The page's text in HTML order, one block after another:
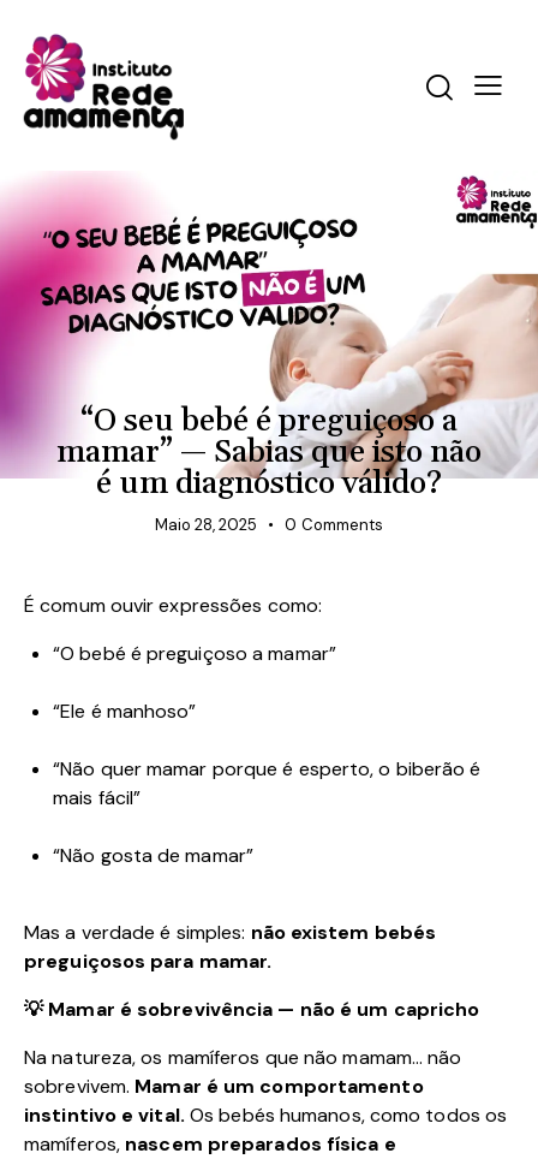
AMAMENTAÇÃO
“O seu bebé é preguiçoso a
mamar” — Sabias que isto não
é um diagnóstico válido?
Maio 28, 2025 0 Comments
É comum ouvir expressões como:
“O bebé é preguiçoso a mamar”
“Ele é manhoso”
“Não quer mamar porque é esperto, o biberão é
mais fácil”
“Não gosta de mamar”
Mas a verdade é simples: não existem bebés
preguiçosos para mamar.
💡 Mamar é sobrevivência — não é um capricho
Na natureza, os mamíferos que não mamam… não
sobrevivem. Mamar é um comportamento
instintivo e vital. Os bebés humanos, como todos os
mamíferos, nascem preparados física e